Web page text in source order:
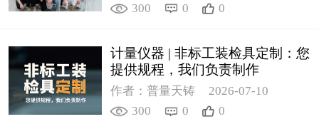
300
0 0
计量仪器 | 非标工装检具定制：您
提供规程，我们负责制作
作者：普量天铸
2026-07-10
300
0 0